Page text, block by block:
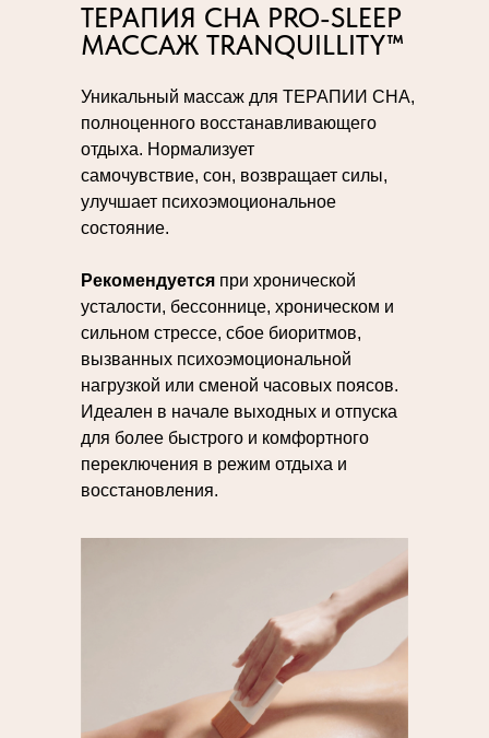
ТЕРАПИЯ СНА PRO-SLEEP
МАССАЖ TRANQUILLITY™
Уникальный массаж для ТЕРАПИИ СНА,
полноценного восстанавливающего
отдыха. Нормализует
самочувствие, сон, возвращает силы,
улучшает психоэмоциональное
состояние.
Рекомендуется при хронической
усталости, бессоннице, хроническом и
сильном стрессе, сбое биоритмов,
вызванных психоэмоциональной
нагрузкой или сменой часовых поясов.
Идеален в начале выходных и отпуска
для более быстрого и комфортного
переключения в режим отдыха и
восстановления.